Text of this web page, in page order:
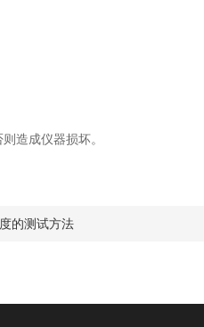
则造成仪器损坏。
的测试方法